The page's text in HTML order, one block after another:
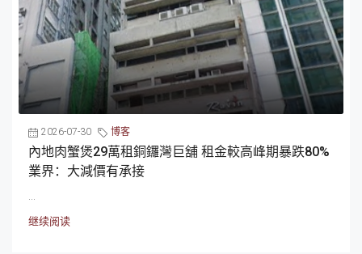
2026-07-30 博客
內地肉蟹煲29萬租銅鑼灣巨舖 租金較高峰期暴跌80%
業界：大減價有承接
...
继续阅读